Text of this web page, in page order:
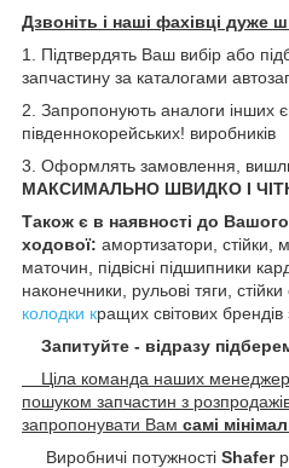
Дзвоніть і наші фахівці дуже
1. Підтвердять Ваш вибір або
запчастину за каталогами
2. Запропонують аналоги інших
південнокорейських! виробників
3. Оформлять замовлення,
МАКСИМАЛЬНО ШВИДКО І
Також є в наявності до
ходової: амортизатори, стійки,
маточин,
підвісні підшипники
наконечники, рульові тяги, стійки
колодки кращих світових брендів
Запитуйте - відразу
Ціла команда наших
пошуком запчастин з
запропонувати Вам самі
Виробничі потужності Shafer